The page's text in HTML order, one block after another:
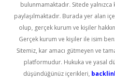
bulunmamaktadır. Sitede yalnızca
paylaşılmaktadır. Burada yer alan
olup, gerçek kurum ve kişiler
Gerçek kurum ve kişiler ile isim
Sitemiz, kar amacı gütmeyen ve
platformudur. Hukuka ve yasal
düşündüğünüz içerikleri,